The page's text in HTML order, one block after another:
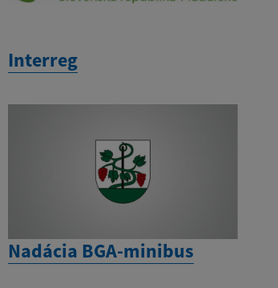
Interreg
Nadácia BGA-minibus